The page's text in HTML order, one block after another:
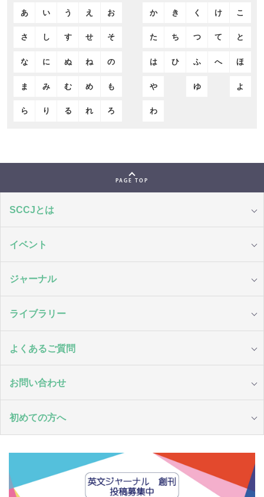
あ い う え お か き く け こ
さ し す せ そ た ち つ て と
な に ぬ ね の は ひ ふ へ ほ
ま み む め も や ゆ よ
ら り る れ ろ わ
PAGE TOP
SCCJとは
イベント
ジャーナル
ライブラリー
よくあるご質問
お問い合わせ
初めての方へ